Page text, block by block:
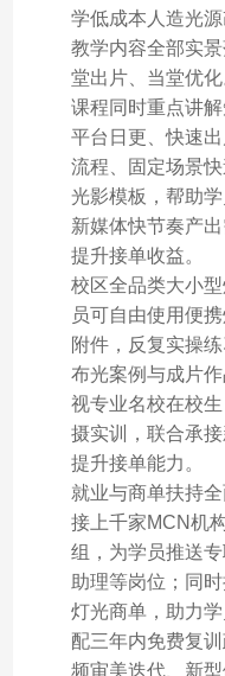
学低成本人造光
教学内容全部实
堂出片、当堂优化
课程同时重点讲
平台日更、快速
流程、固定场景
光影模板，帮助
新媒体快节奏产
提升接单收益。
校区全品类大小
员可自由使用便
附件，反复实操
布光案例与成片
视专业名校在校
摄实训，联合承
提升接单能力。
就业与商单扶持
接上千家MCN机
组，为学员推送
助理等岗位；同
灯光商单，助力
配三年内免费复
频审美迭代、新